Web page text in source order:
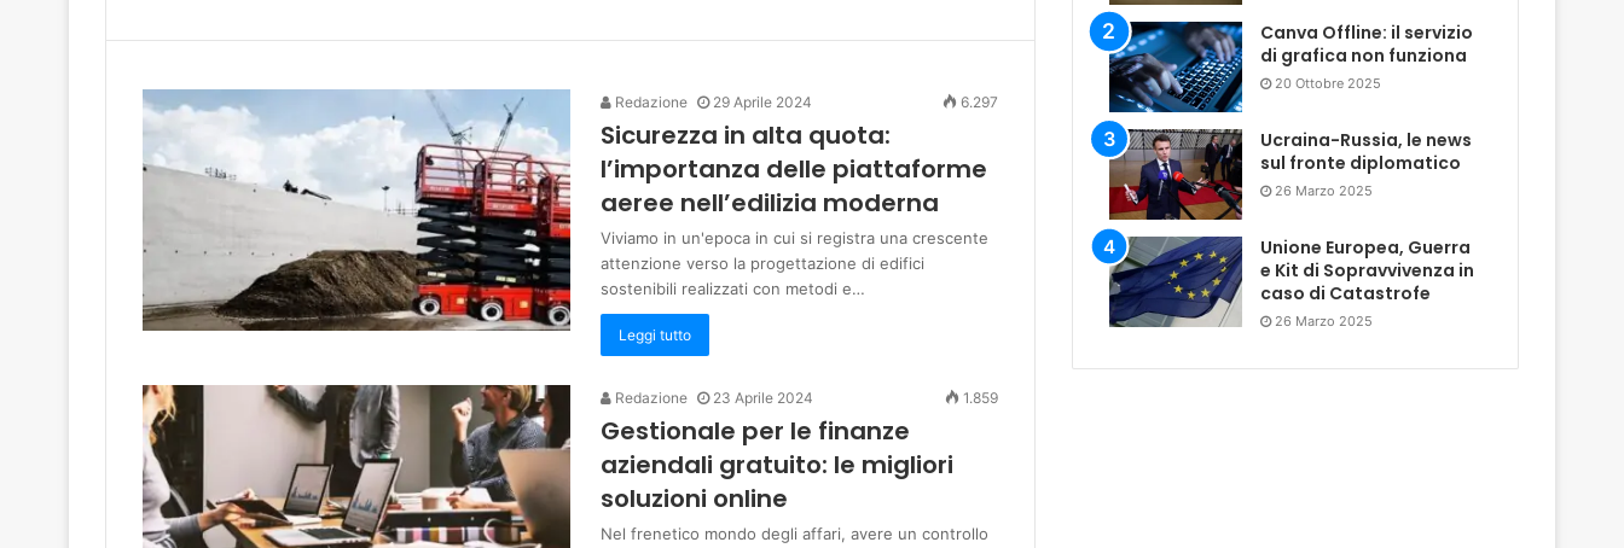
Redazione 29 Aprile 2024 6.297
Sicurezza in alta quota:
l’importanza delle piattaforme
aeree nell’edilizia moderna
Viviamo in un'epoca in cui si registra una crescente
attenzione verso la progettazione di edifici
sostenibili realizzati con metodi e…
Leggi tutto
Redazione 23 Aprile 2024 1.859
Gestionale per le finanze
aziendali gratuito: le migliori
soluzioni online
Nel frenetico mondo degli affari, avere un controllo
Canva Offline: il servizio
di grafica non funziona
20 Ottobre 2025
Ucraina-Russia, le news
sul fronte diplomatico
26 Marzo 2025
Unione Europea, Guerra
e Kit di Sopravvivenza in
caso di Catastrofe
26 Marzo 2025